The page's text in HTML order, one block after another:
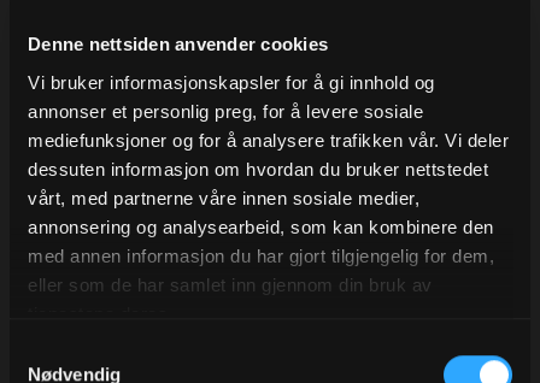
Denne nettsiden anvender cookies
Vi bruker informasjonskapsler for å gi innhold og
annonser et personlig preg, for å levere sosiale
mediefunksjoner og for å analysere trafikken vår. Vi deler
dessuten informasjon om hvordan du bruker nettstedet
vårt, med partnerne våre innen sosiale medier,
annonsering og analysearbeid, som kan kombinere den
med annen informasjon du har gjort tilgjengelig for dem,
eller som de har samlet inn gjennom din bruk av
Nødvendig
Kvantum
Pris/enh
5 +
142,20
Beskrivelse